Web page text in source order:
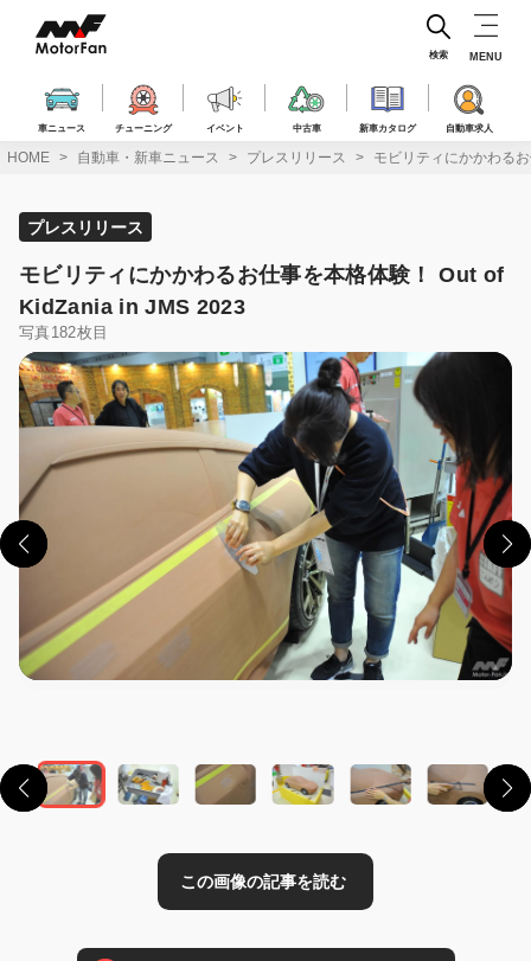
ス
車ニュース チューニング イベント 中古車 新車カタログ 自動車求人
検索 MENU
HOME 自動車・新車ニュース プレスリリース モビリティにかかわる
プレスリリース
モビリティにかかわるお仕事を本格体験！ Out of
KidZania in JMS 2023
写真182枚目